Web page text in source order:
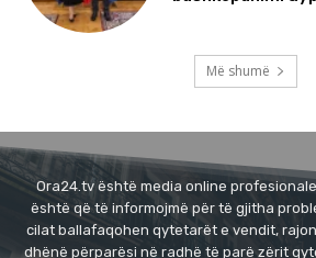
Më shumë
Ora24.tv është media online
është që të informojmë për të gjitha
cilat ballafaqohen qytetarët e vendit,
dhënë përparësi në radhë të parë zërit